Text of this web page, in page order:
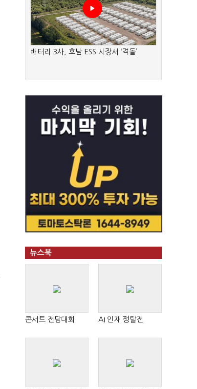
배터리 3사, 호남 ESS 시장서 ‘격돌’
뉴스북
콘서트 전당대회 AI 인재 쟁탈전